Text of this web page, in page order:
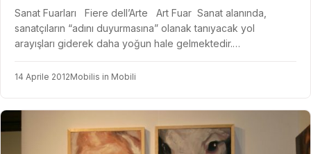
Sanat Fuarları Fiere dell’Arte Art Fuar Sanat alanında,
sanatçıların “adını duyurmasına” olanak tanıyacak yol
arayışları giderek daha yoğun hale gelmektedir.…
14 Aprile 2012Mobilis in Mobili